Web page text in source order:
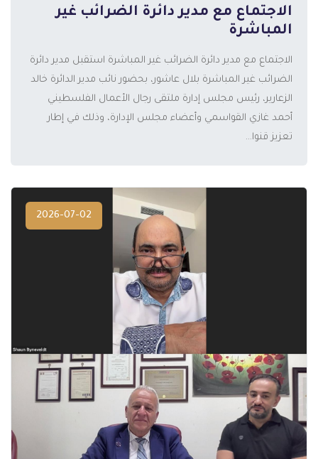
الاجتماع مع مدير دائرة الضرائب غير
المباشرة
الاجتماع مع مدير دائرة الضرائب غير المباشرة استقبل مدير دائرة
الضرائب غير المباشرة بلال عاشور، بحضور نائب مدير الدائرة خالد
الزعارير، رئيس مجلس إدارة ملتقى رجال الأعمال الفلسطيني
أحمد غازي القواسمي وأعضاء مجلس الإدارة، وذلك في إطار
تعزيز قنوا...
2026-07-02
المزيد